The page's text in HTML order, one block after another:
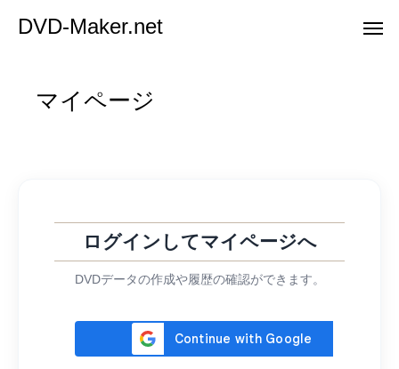
DVD-Maker.net
マイページ
ログインしてマイページへ
DVDデータの作成や履歴の確認ができます。